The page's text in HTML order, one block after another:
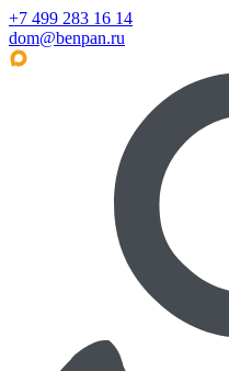
+7 499 283 16 14
dom@benpan.ru